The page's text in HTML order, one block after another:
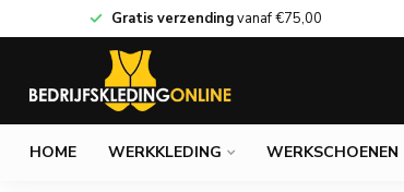
Gratis verzendingvanaf€75,00
HOME WERKKLEDING WERKSCHOENEN